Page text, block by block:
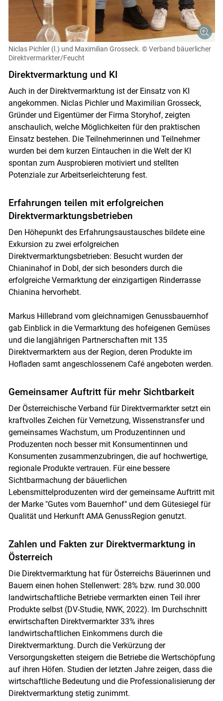
Niclas Pichler (l.) und Maximilian Grosseck. © Verband bäuerlicher
Direktvermarkter/Feucht
Direktvermarktung und KI
Auch in der Direktvermarktung ist der Einsatz von KI
angekommen. Niclas Pichler und Maximilian Grosseck,
Gründer und Eigentümer der Firma Storyhof, zeigten
anschaulich, welche Möglichkeiten für den praktischen
Einsatz bestehen. Die Teilnehmerinnen und Teilnehmer
wurden bei dem kurzen Eintauchen in die Welt der KI
spontan zum Ausprobieren motiviert und stellten
Potenziale zur Arbeitserleichterung fest.
Erfahrungen teilen mit erfolgreichen
Direktvermarktungsbetrieben
Den Höhepunkt des Erfahrungsaustausches bildete eine
Exkursion zu zwei erfolgreichen
Direktvermarktungsbetrieben: Besucht wurden der
Chianinahof in Dobl, der sich besonders durch die
erfolgreiche Vermarktung der einzigartigen Rinderrasse
Chianina hervorhebt.
Markus Hillebrand vom gleichnamigen Genussbauernhof
gab Einblick in die Vermarktung des hofeigenen Gemüses
und die langjährigen Partnerschaften mit 135
Direktvermarktern aus der Region, deren Produkte im
Hofladen samt angeschlossenem Café angeboten werden.
Gemeinsamer Auftritt für mehr Sichtbarkeit
Der Österreichische Verband für Direktvermarkter setzt ein
kraftvolles Zeichen für Vernetzung, Wissenstransfer und
gemeinsames Wachstum, um Produzentinnen und
Produzenten noch besser mit Konsumentinnen und
Konsumenten zusammenzubringen, die auf hochwertige,
regionale Produkte vertrauen. Für eine bessere
Sichtbarmachung der bäuerlichen
Lebensmittelproduzenten wird der gemeinsame Auftritt mit
der Marke "Gutes vom Bauernhof" und dem Gütesiegel für
Qualität und Herkunft AMA GenussRegion genutzt.
Zahlen und Fakten zur Direktvermarktung in
Österreich
Die Direktvermarktung hat für Österreichs Bäuerinnen und
Bauern einen hohen Stellenwert: 28% bzw. rund 30.000
landwirtschaftliche Betriebe vermarkten einen Teil ihrer
Produkte selbst (DV-Studie, NWK, 2022). Im Durchschnitt
erwirtschaften Direktvermarkter 33% ihres
landwirtschaftlichen Einkommens durch die
Direktvermarktung. Durch die Verkürzung der
Versorgungsketten steigern die Betriebe die Wertschöpfung
auf ihren Höfen. Studien der letzten Jahre zeigen, dass die
wirtschaftliche Bedeutung und die Professionalisierung der
Direktvermarktung stetig zunimmt.